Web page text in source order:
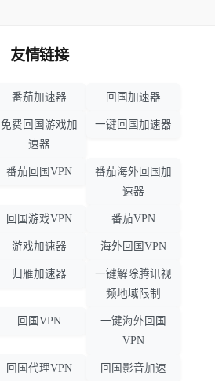
友情链接
番茄加速器 回国加速器
免费回国游戏加
速器
一键回国加速器
番茄回国VPN
番茄海外回国加
速器
回国游戏VPN 番茄VPN
游戏加速器 海外回国VPN
归雁加速器
一键解除腾讯视
频地域限制
回国VPN
一键海外回国
VPN
回国代理VPN 回国影音加速